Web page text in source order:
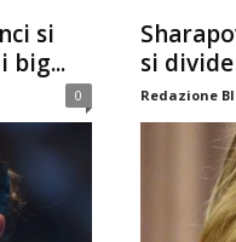
si
big...
0
si divide
Redazione